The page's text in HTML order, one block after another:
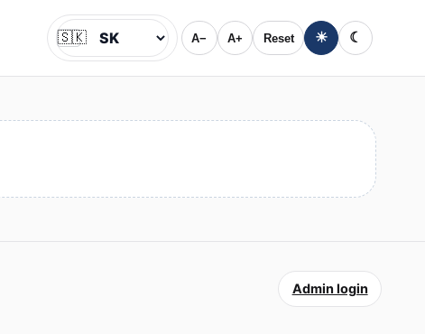
Jazyk
🇸🇰 A− A+ Reset ☀ ☾
Admin login